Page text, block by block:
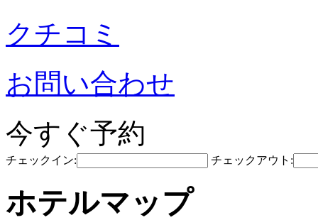
クチコミ
お問い合わせ
今すぐ予約
チェックイン: チェックアウト:
ホテルマップ